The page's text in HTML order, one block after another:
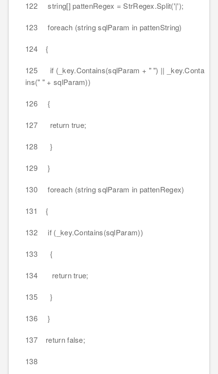
122 string[] pattenRegex = StrRegex.Split('|');
123 foreach (string sqlParam in pattenString)
124 {
125 if (_key.Contains(sqlParam + " ") || _key.Conta
ins(" " + sqlParam))
126 {
127 return true;
128 }
129 }
130 foreach (string sqlParam in pattenRegex)
131 {
132 if (_key.Contains(sqlParam))
133 {
134 return true;
135 }
136 }
137 return false;
138